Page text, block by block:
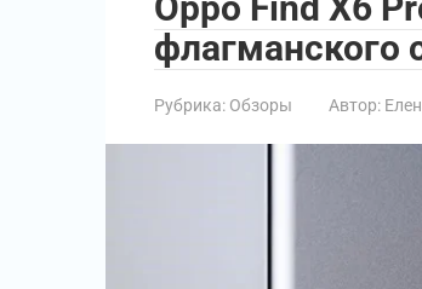
флагманского
Рубрика: Обзоры Автор: